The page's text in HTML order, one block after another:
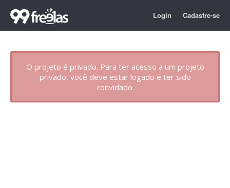
Login Cadastre-se
O projeto é privado. Para ter acesso a um projeto
privado, você deve estar logado e ter sido
convidado.